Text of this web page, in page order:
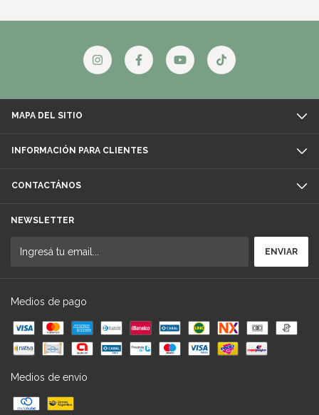
MAPA DEL SITIO
INFORMACIÓN PARA CLIENTES
CONTACTÁNOS
NEWSLETTER
Medios de pago
Medios de envío